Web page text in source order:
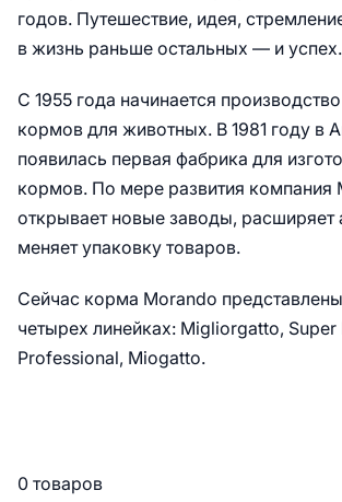
годов. Путешествие, идея,
в жизнь раньше остальных — и успех.
С 1955 года начинается
кормов для животных. В 1981 году в
появилась первая фабрика для
кормов. По мере развития компания
открывает новые заводы, расширяет
меняет упаковку товаров.
Сейчас корма Morando
четырех линейках: Migliorgatto, Super
Professional, Miogatto.
0 товаров